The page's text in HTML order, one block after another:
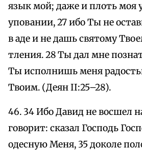
язык мой; даже и плоть моя
уповании, 27 ибо Ты не
в аде и не дашь святому
тления. 28 Ты дал мне
Ты исполнишь меня
Твоим. (Деян II:25–28).
46. 34 Ибо Давид не восшел
говорит: сказал Господь
одесную Меня, 35 доколе